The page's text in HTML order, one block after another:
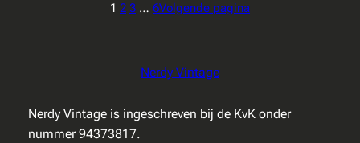
1 2 3 … 6Volgende pagina
Nerdy Vintage
Nerdy Vintage is ingeschreven bij de KvK onder
nummer 94373817.